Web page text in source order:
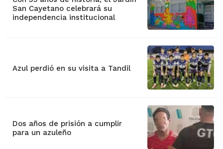
San Cayetano celebrará su
independencia institucional
Azul perdió en su visita a Tandil
Dos años de prisión a cumplir
para un azuleño